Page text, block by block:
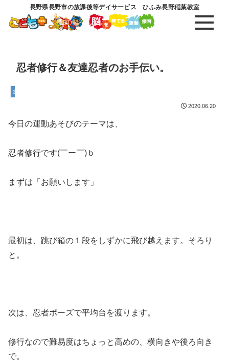
長野県長野市の放課後等デイサービス ひふみ長野稲葉教室
忍者修行＆友達忍者のお手伝い。
放課後等デイサービス
2020.06.20
今日の運動あそびのテーマは、
忍者修行です(￣ー￣)ｂ
まずは「お願いします」
最初は、跳び箱の１段をしずかに飛び越えます。そろり
と。
次は、忍者ポーズで平均台を渡ります。
修行なので難易度はちょっと高めの、横向きや後ろ向き
で。